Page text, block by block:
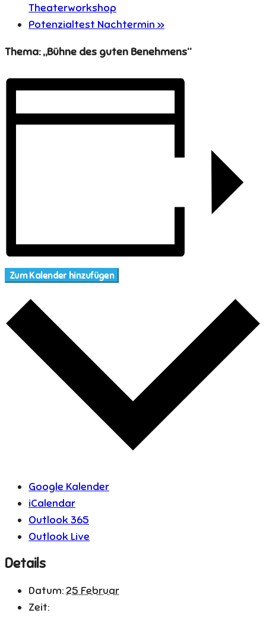
Theaterworkshop
Potenzialtest Nachtermin »
Thema: „Bühne des guten Benehmens“
Zum Kalender hinzufügen
Google Kalender
iCalendar
Outlook 365
Outlook Live
Details
Datum:25 Februar
Zeit: